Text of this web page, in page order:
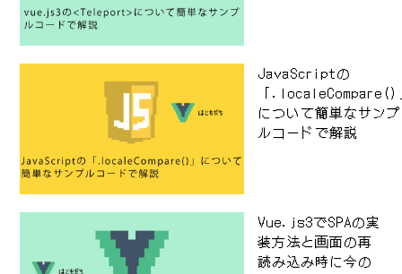
JavaScriptの
「.localeCompare()
について簡単なサンプ
ルコードで解説
Vue.js3でSPAの実
装方法と画面の再
読み込み時に今の